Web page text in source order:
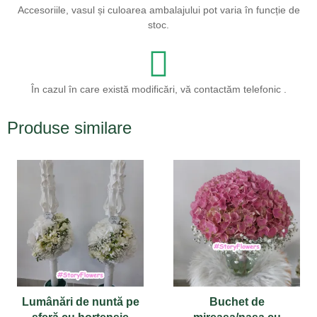
Accesoriile, vasul și culoarea ambalajului pot varia în funcție de
stoc.
În cazul în care există modificări, vă contactăm telefonic .
Produse similare
Lumânări de nuntă pe
Buchet de